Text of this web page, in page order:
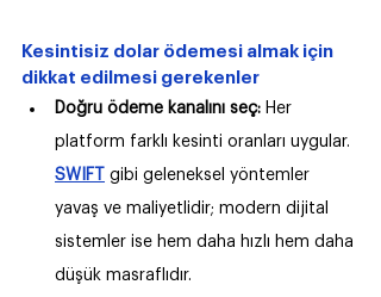
Kesintisiz dolar ödemesi almak için
dikkat edilmesi gerekenler
Doğru ödeme kanalını seç: Her
platform farklı kesinti oranları uygular.
SWIFT
gibi geleneksel yöntemler
yavaş ve maliyetlidir; modern dijital
sistemler ise hem daha hızlı hem daha
düşük masraflıdır.